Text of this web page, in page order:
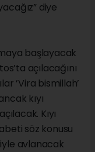
diye
başlayacak
açılacağını
’Vira bismillah’
kıyı
Kıyı
söz konusu
avlanacak